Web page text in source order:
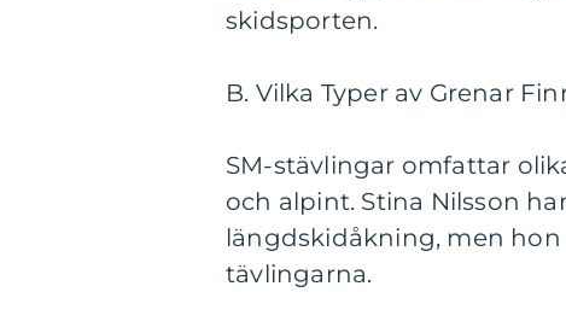
skidsporten.
B. Vilka Typer av Grenar
SM-stävlingar omfattar
och alpint. Stina Nilsson
längdskidåkning, men
tävlingarna.